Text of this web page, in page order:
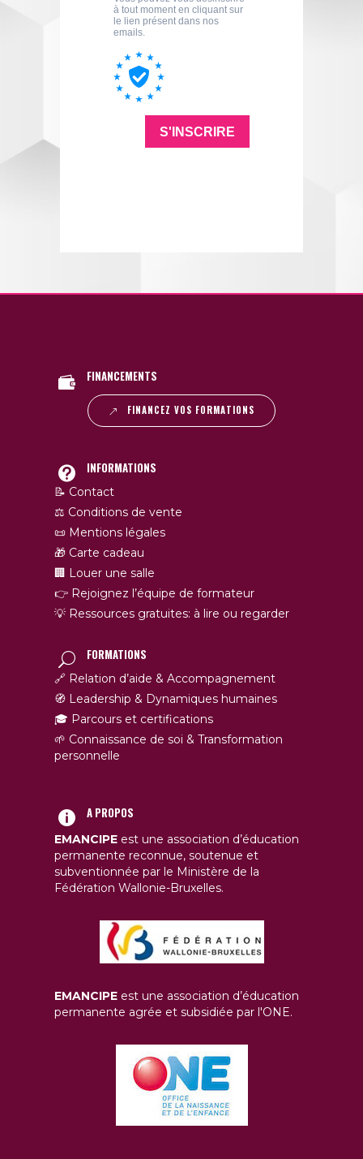
FINANCEMENTS
FINANCEZ VOS FORMATIONS
INFORMATIONS
📝 Contact
⚖️ Conditions de vente
📜 Mentions légales
🎁 Carte cadeau
🏢 Louer une salle
👉 Rejoignez l’équipe de formateur
💡 Ressources gratuites: à lire ou regarder
FORMATIONS
🔗 Relation d’aide & Accompagnement
🧭 Leadership & Dynamiques humaines
🎓 Parcours et certifications
🌱 Connaissance de soi & Transformation
personnelle
A PROPOS
EMANCIPE est une association d’éducation
permanente reconnue, soutenue et
subventionnée par le Ministère de la
Fédération Wallonie-Bruxelles.
EMANCIPE est une association d’éducation
permanente agrée et subsidiée par l'ONE.